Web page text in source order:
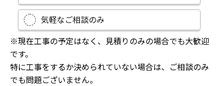
気軽なご相談のみ
※現在工事の予定はなく、見積りのみの場合でも大歓迎
です。
特に工事をするか決められていない場合は、ご相談のみ
でも問題ございません。